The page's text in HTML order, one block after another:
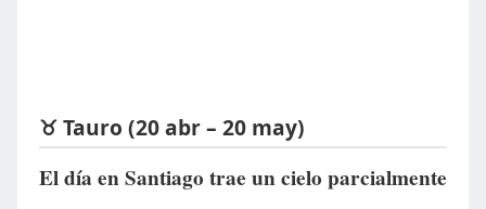
♉ Tauro (20 abr – 20 may)
El día en Santiago trae un cielo parcialmente